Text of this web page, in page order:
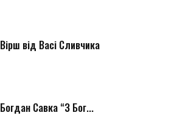
Вірш від Васі Сливчика
Богдан Савка “З Бог...